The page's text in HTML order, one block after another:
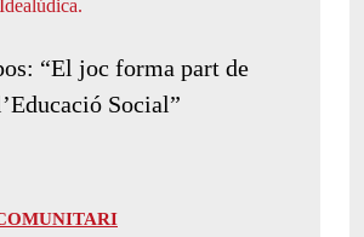
“El joc forma part de
Social”